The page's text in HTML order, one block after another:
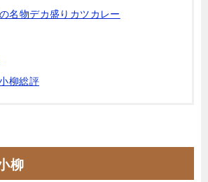
名物デカ盛りカツカレー
柳総評
柳